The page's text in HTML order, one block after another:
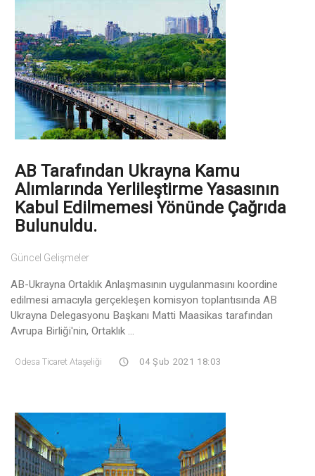
AB Tarafından Ukrayna Kamu
Alımlarında Yerlileştirme Yasasının
Kabul Edilmemesi Yönünde Çağrıda
Bulunuldu.
Güncel Gelişmeler
AB-Ukrayna Ortaklık Anlaşmasının uygulanmasını koordine
edilmesi amacıyla gerçekleşen komisyon toplantısında AB
Ukrayna Delegasyonu Başkanı Matti Maasikas tarafından
Avrupa Birliği'nin, Ortaklık ...
Odesa Ticaret Ataşeliği 04 Şub 2021 18:03